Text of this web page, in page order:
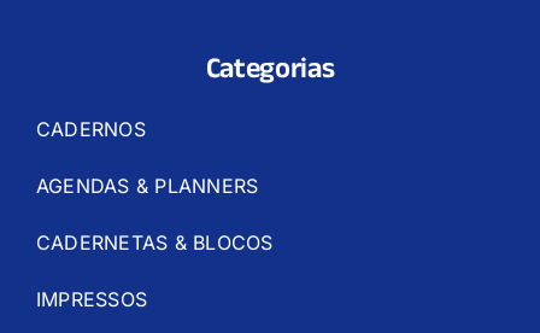
Categorias
CADERNOS
AGENDAS & PLANNERS
CADERNETAS & BLOCOS
IMPRESSOS